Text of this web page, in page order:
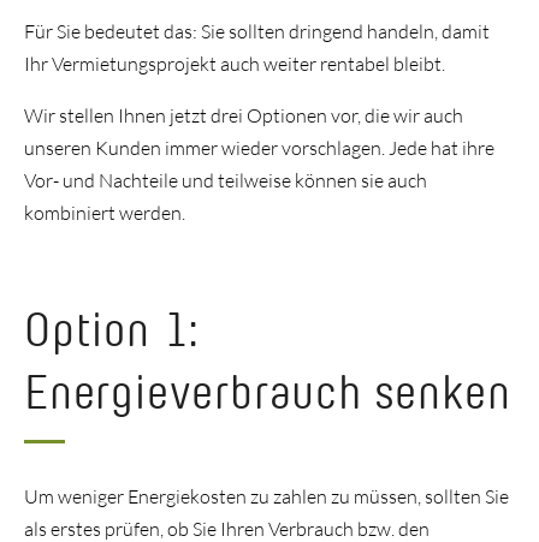
Für Sie bedeutet das: Sie sollten dringend handeln, damit
Ihr Vermietungsprojekt auch weiter rentabel bleibt.
Wir stellen Ihnen jetzt drei Optionen vor, die wir auch
unseren Kunden immer wieder vorschlagen. Jede hat ihre
Vor- und Nachteile und teilweise können sie auch
kombiniert werden.
Option 1:
Energieverbrauch senken
Um weniger Energiekosten zu zahlen zu müssen, sollten Sie
als erstes prüfen, ob Sie Ihren Verbrauch bzw. den